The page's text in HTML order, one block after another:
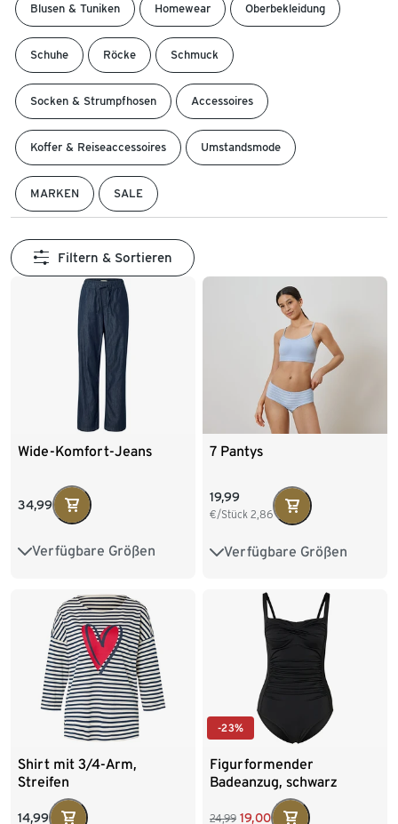
Blusen & Tuniken Homewear Oberbekleidung
Schuhe Röcke Schmuck
Socken & Strumpfhosen Accessoires
Koffer & Reiseaccessoires Umstandsmode
MARKEN SALE
Filtern & Sortieren
Wide-Komfort-Jeans
34,99
Verfügbare Größen
36 38 40 42
48
7 Pantys
19,99
€/Stück 2,86
Verfügbare Größen
S 36/38 M 40/42
L 44/46 XL 48/50
XXL 52/54
Shirt mit 3/4-Arm,
Streifen
14,99
-23%
Figurformender
Badeanzug, schwarz
24,99 19,00